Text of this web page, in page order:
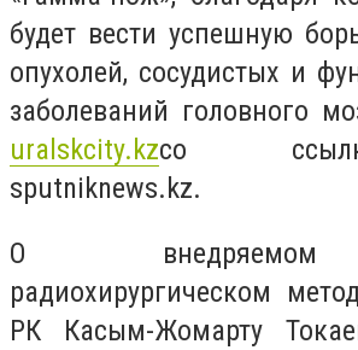
будет вести успешную
опухолей, сосудистых и
заболеваний головного
uralskcity.kzсо
sputniknews.kz.
О
радиохирургическом
РК Касым-Жомарту